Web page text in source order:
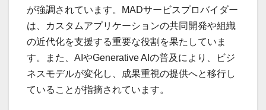
が強調されています。MADサービスプロバイダー
は、カスタムアプリケーションの共同開発や組織
の近代化を支援する重要な役割を果たしていま
す。また、AIやGenerative AIの普及により、ビジ
ネスモデルが変化し、成果重視の提供へと移行し
ていることが指摘されています。